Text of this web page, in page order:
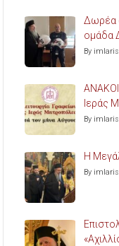
Δωρέα
ομάδα
By
Ιεράς
By
Η
By